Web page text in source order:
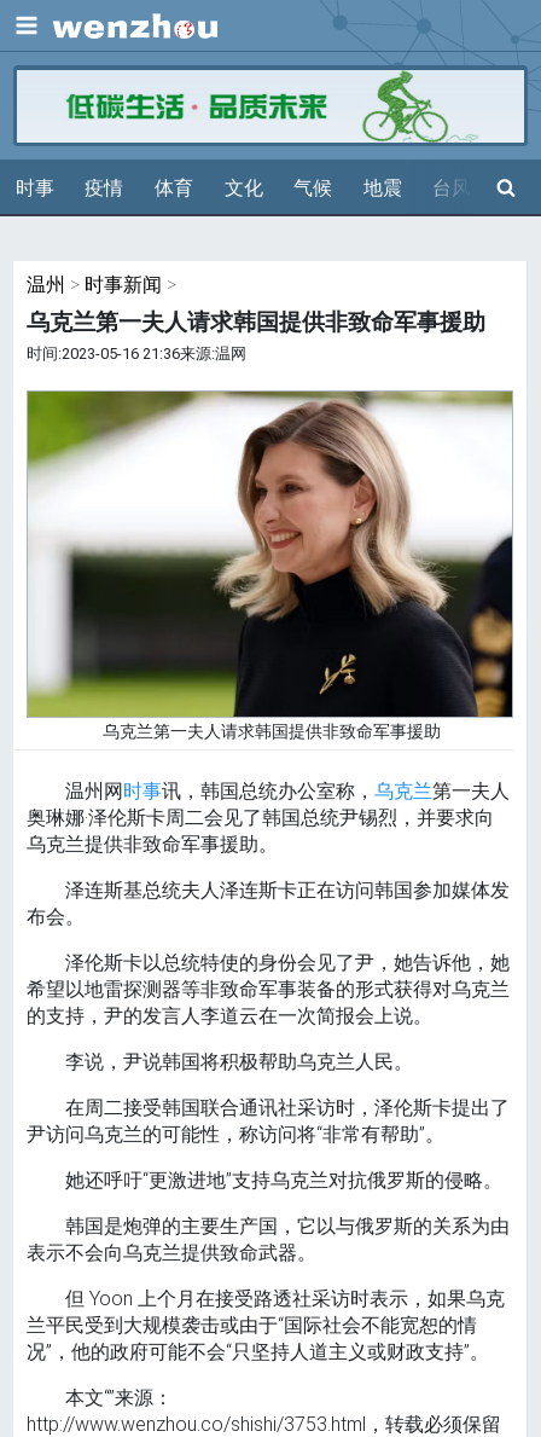
展开
时事 疫情 体育 文化 气候 地震 台风 天气
搜索
温州 > 时事新闻 >
乌克兰第一夫人请求韩国提供非致命军事援助
时间:2023-05-16 21:36来源:温网
乌克兰第一夫人请求韩国提供非致命军事援助
温州网时事讯，韩国总统办公室称，乌克兰第一夫人
奥琳娜·泽伦斯卡周二会见了韩国总统尹锡烈，并要求向
乌克兰提供非致命军事援助。
泽连斯基总统夫人泽连斯卡正在访问韩国参加媒体发
布会。
泽伦斯卡以总统特使的身份会见了尹，她告诉他，她
希望以地雷探测器等非致命军事装备的形式获得对乌克兰
的支持，尹的发言人李道云在一次简报会上说。
李说，尹说韩国将积极帮助乌克兰人民。
在周二接受韩国联合通讯社采访时，泽伦斯卡提出了
尹访问乌克兰的可能性，称访问将“非常有帮助”。
她还呼吁“更激进地”支持乌克兰对抗俄罗斯的侵略。
韩国是炮弹的主要生产国，它以与俄罗斯的关系为由
表示不会向乌克兰提供致命武器。
但 Yoon 上个月在接受路透社采访时表示，如果乌克
兰平民受到大规模袭击或由于“国际社会不能宽恕的情
况”，他的政府可能不会“只坚持人道主义或财政支持”。
本文“”来源：
http://www.wenzhou.co/shishi/3753.html，转载必须保留